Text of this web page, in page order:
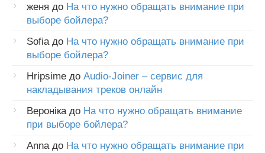
женя до На что нужно обращать внимание при
выборе бойлера?
Sofiaдо На что нужно обращать внимание при
выборе бойлера?
Hripsime до Audio-Joiner – сервис для
накладывания треков онлайн
Веронікадо На что нужно обращать внимание
при выборе бойлера?
Annaдо На что нужно обращать внимание при